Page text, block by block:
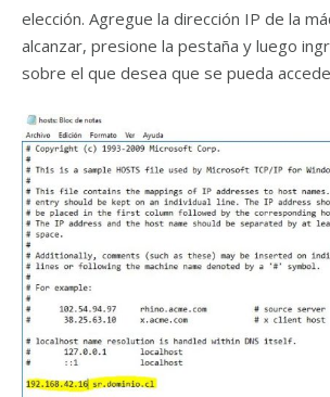
elección. Agregue la dirección IP de la
alcanzar, presione la pestaña y luego
sobre el que desea que se pueda